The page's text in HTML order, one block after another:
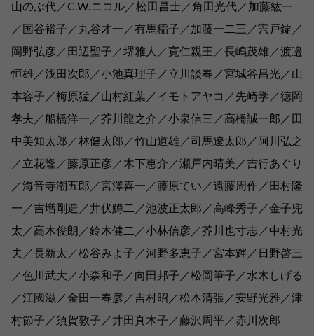
山のぶ代／C.W.ニコル／松田昌士／角田光代／加藤紘一
／国谷裕子／丸谷才一／有馬稲子／加藤一二三／宍戸錠／
岡野弘彦／田辺聖子／堺雅人／寛仁親王／長嶋茂雄／渡邉
恒雄／浅田次郎／小池真理子／立川談春／宮城谷昌光／山
本容子／梅原猛／山村紅葉／イモトアヤコ／先崎学／徳岡
孝夫／船橋洋一／芥川龍之介／小泉信三／高橋誠一郎／田
中美知太郎／林健太郎／竹山道雄／司馬遼太郎／阿川弘之
／立花隆／藤原正彦／木下恵介／瀬戸内晴美／吉行あぐり
／海音寺潮五郎／宮澤喜一／藤原てい／遠藤周作／田村隆
一／吉増剛造／井伏鱒二／池波正太郎／高峰秀子／金子兜
太／高木俊朗／鈴木健二／小林信彦／芥川也寸志／中村光
夫／長新太／松谷みよ子／河野多恵子／宮本輝／日野啓三
／色川武大／小森和子／向田邦子／松岡筆子／水木しげる
／江國滋／金田一春彦／吉村昭／松本清張／安野光雅／津
村節子／須賀敦子／井田真木子／藤沢周平／赤川次郎